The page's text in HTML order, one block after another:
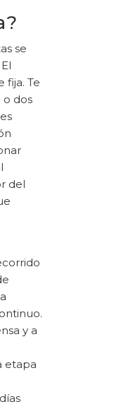
se
fija. Te
o dos
del
y a
etapa